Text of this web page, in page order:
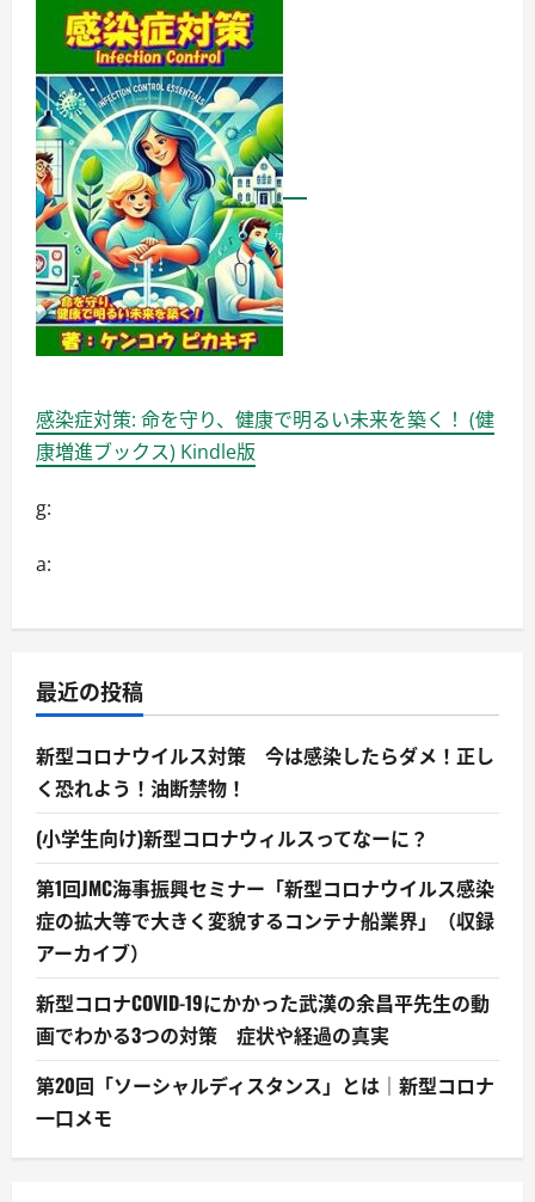
感染症対策: 命を守り、健康で明るい未来を築く！ (健
康増進ブックス) Kindle版
g:
a:
最近の投稿
新型コロナウイルス対策 今は感染したらダメ！正し
く恐れよう！油断禁物！
(小学生向け)新型コロナウィルスってなーに？
第1回JMC海事振興セミナー「新型コロナウイルス感染
症の拡大等で大きく変貌するコンテナ船業界」（収録
アーカイブ）
新型コロナCOVID-19にかかった武漢の余昌平先生の動
画でわかる3つの対策 症状や経過の真実
第20回「ソーシャルディスタンス」とは｜新型コロナ
一口メモ